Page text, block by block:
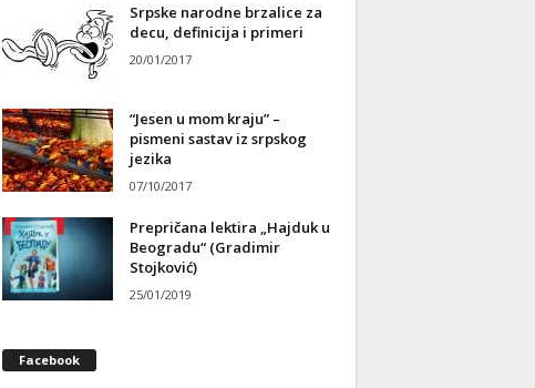
Srpske narodne brzalice za
decu, definicija i primeri
20/01/2017
“Jesen u mom kraju” –
pismeni sastav iz srpskog
jezika
07/10/2017
Prepričana lektira „Hajduk u
Beogradu“ (Gradimir
Stojković)
25/01/2019
Facebook